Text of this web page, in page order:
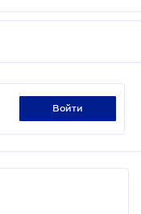
войти